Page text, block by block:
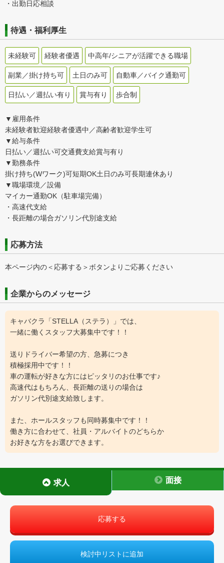
・出勤日応相談
待遇・福利厚生
未経験可 経験者優遇 中高年/シニアが活躍できる職場
副業／掛け持ち可 土日のみ可 自動車／バイク通勤可
日払い／週払い有り 賞与有り 歩合制
▼雇用条件
未経験者歓迎経験者優遇中／高齢者歓迎学生可
▼給与条件
日払い／週払い可交通費支給賞与有り
▼勤務条件
掛け持ち(Wワーク)可短期OK土日のみ可長期連休あり
▼職場環境／設備
マイカー通勤OK（駐車場完備）
・高速代支給
・長距離の場合ガソリン代別途支給
応募方法
本ページ内の＜応募する＞ボタンよりご応募ください
企業からのメッセージ
キャバクラ「STELLA（ステラ）」では、
一緒に働くスタッフ大募集中です！！
送りドライバー希望の方、急募につき
積極採用中です！！
車の運転が好きな方にはピッタリのお仕事です♪
高速代はもちろん、長距離の送りの場合は
ガソリン代別途支給致します。
また、ホールスタッフも同時募集中です！！
働き方に合わせて、社員・アルバイトのどちらか
お好きな方をお選びできます。
求人 面接
応募する
検討中リストに追加